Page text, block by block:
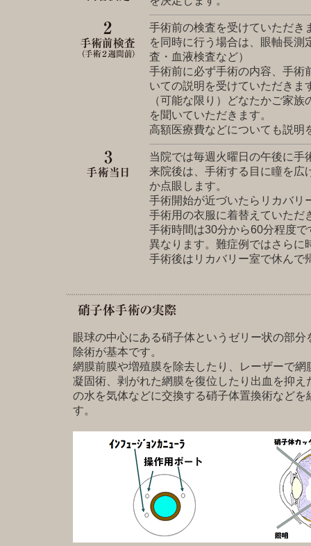
手術前の検査を受けていただき
を同時に行う場合は、眼軸長測
査・血液検査など）
手術前に必ず手術の内容、手術
いての説明を受けていただきま
（可能な限り）どなたかご家
を聞いていただきます。
高額医療費などについても説明
当院では毎週火曜日の午後に手
来院後は、手術する目に瞳を広
か点眼します。
手術開始が近づいたらリカバリ
手術用の衣服に着替えていただ
手術時間は30分から60分程度
異なります。難症例ではさらに
手術後はリカバリー室で休んで
眼球の中心にある硝子体というゼリー状の部分
除術が基本です。
網膜前膜や増殖膜を除去したり、レーザーで網
凝固術、剥がれた網膜を復位したり出血を抑え
の水を気体などに交換する硝子体置換術などを
す。